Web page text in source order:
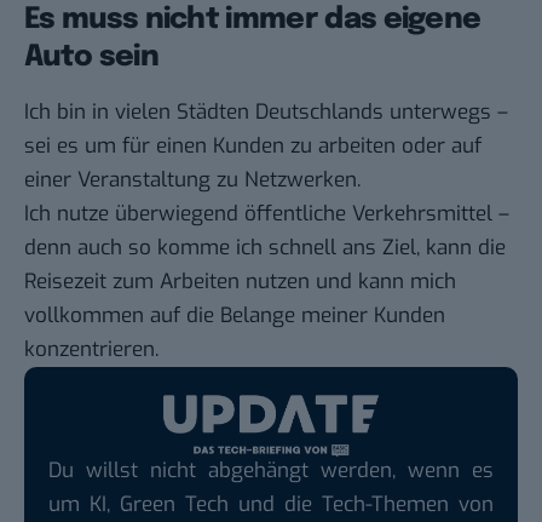
Es muss nicht immer das eigene
Auto sein
Ich bin in vielen Städten Deutschlands unterwegs –
sei es um für einen Kunden zu arbeiten oder auf
einer Veranstaltung zu Netzwerken.
Ich nutze überwiegend öffentliche Verkehrsmittel –
denn auch so komme ich schnell ans Ziel, kann die
Reisezeit zum Arbeiten nutzen und kann mich
vollkommen auf die Belange meiner Kunden
konzentrieren.
Du willst nicht abgehängt werden, wenn es
um KI, Green Tech und die Tech-Themen von